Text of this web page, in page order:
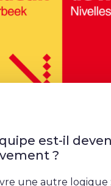
est-il
?
une autre logique